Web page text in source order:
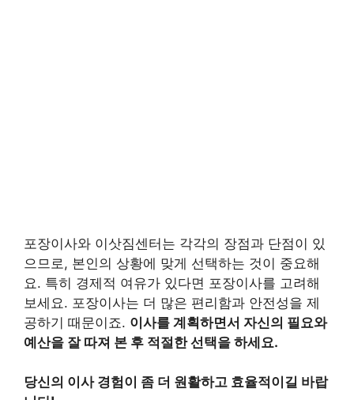
포장이사와 이삿짐센터는 각각의 장점과 단점이 있
으므로, 본인의 상황에 맞게 선택하는 것이 중요해
요. 특히 경제적 여유가 있다면 포장이사를 고려해
보세요. 포장이사는 더 많은 편리함과 안전성을 제
공하기 때문이죠. 이사를 계획하면서 자신의 필요와
예산을 잘 따져 본 후 적절한 선택을 하세요.
당신의 이사 경험이 좀 더 원활하고 효율적이길 바랍